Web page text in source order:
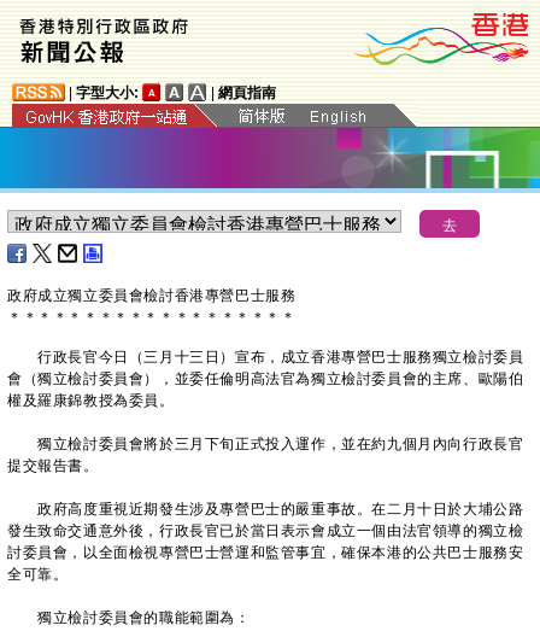
字型大小: 網頁指南
政府成立獨立委員會檢討香港專營巴士服務
＊ ＊ ＊ ＊ ＊ ＊ ＊ ＊ ＊ ＊ ＊ ＊ ＊ ＊ ＊ ＊ ＊ ＊ ＊
行政長官今日（三月十三日）宣布，成立香港專營巴士服務獨立檢討委員
會（獨立檢討委員會），並委任倫明高法官為獨立檢討委員會的主席、歐陽伯
權及羅康錦教授為委員。
獨立檢討委員會將於三月下旬正式投入運作，並在約九個月內向行政長官
提交報告書。
政府高度重視近期發生涉及專營巴士的嚴重事故。在二月十日於大埔公路
發生致命交通意外後，行政長官已於當日表示會成立一個由法官領導的獨立檢
討委員會，以全面檢視專營巴士營運和監管事宜，確保本港的公共巴士服務安
全可靠。
獨立檢討委員會的職能範圍為：